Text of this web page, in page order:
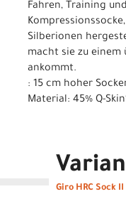
Fahren, Training
Silberionen
macht sie zu einem
ankommt.
: 15 cm hoher
Material: 45% Q-
Giro HRC Sock